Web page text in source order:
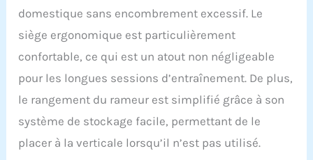
l'application MERACH via
Bluetooth pour suivre
vos données
d'entraînement en temps
réel et créer des plans
d'entraînement
personnalisés. Avec plus
de 1000 parcours et jeux
interactifs, la formation
est variée et motivante.
Entraînement Complet
domestique sans encombrement excessif. Le
siège ergonomique est particulièrement
confortable, ce qui est un atout non négligeable
pour les longues sessions d’entraînement. De plus,
le rangement du rameur est simplifié grâce à son
système de stockage facile, permettant de le
placer à la verticale lorsqu’il n’est pas utilisé.